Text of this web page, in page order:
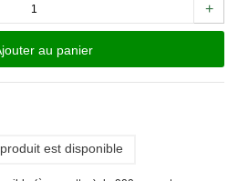
+
au panier
est disponible